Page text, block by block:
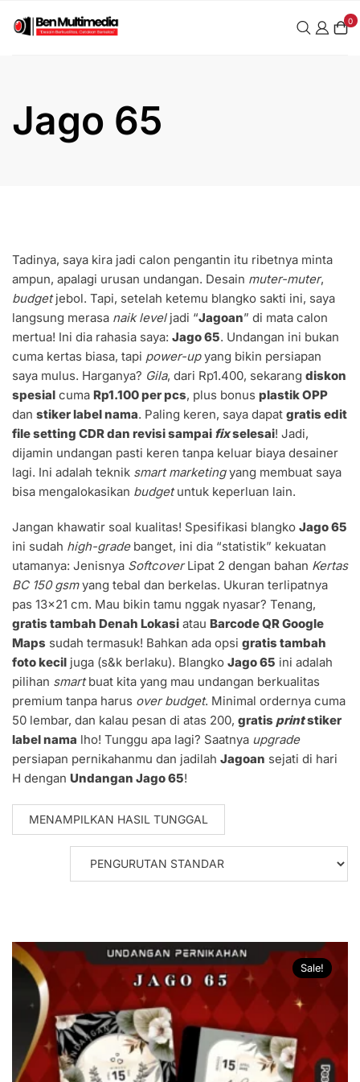
0
Jago 65
Tadinya, saya kira jadi calon pengantin itu ribetnya minta
ampun, apalagi urusan undangan. Desain muter-muter,
budgetjebol. Tapi, setelah ketemu blangko sakti ini, saya
langsung merasa naik leveljadi “Jagoan” di mata calon
mertua! Ini dia rahasia saya: Jago 65. Undangan ini bukan
cuma kertas biasa, tapi power-upyang bikin persiapan
saya mulus. Harganya? Gila, dari Rp1.400, sekarang diskon
spesial cuma Rp1.100 per pcs, plus bonus plastik OPP
dan stiker label nama. Paling keren, saya dapat gratis edit
file setting CDR dan revisi sampai fixselesai! Jadi,
dijamin undangan pasti keren tanpa keluar biaya desainer
lagi. Ini adalah teknik smart marketingyang membuat saya
bisa mengalokasikan budgetuntuk keperluan lain.
Jangan khawatir soal kualitas! Spesifikasi blangko Jago 65
ini sudah high-gradebanget, ini dia “statistik” kekuatan
utamanya: Jenisnya SoftcoverLipat 2 dengan bahan Kertas
BC 150 gsmyang tebal dan berkelas. Ukuran terlipatnya
pas 13×21 cm. Mau bikin tamu nggak nyasar? Tenang,
gratis tambah Denah Lokasi atau Barcode QR Google
Maps sudah termasuk! Bahkan ada opsi gratis tambah
foto kecil juga (s&k berlaku). Blangko Jago 65 ini adalah
pilihan smartbuat kita yang mau undangan berkualitas
premium tanpa harus over budget. Minimal ordernya cuma
50 lembar, dan kalau pesan di atas 200, gratis printstiker
label nama lho! Tunggu apa lagi? Saatnya upgrade
persiapan pernikahanmu dan jadilah Jagoan sejati di hari
H dengan Undangan Jago 65!
MENAMPILKAN HASIL TUNGGAL
Sale!